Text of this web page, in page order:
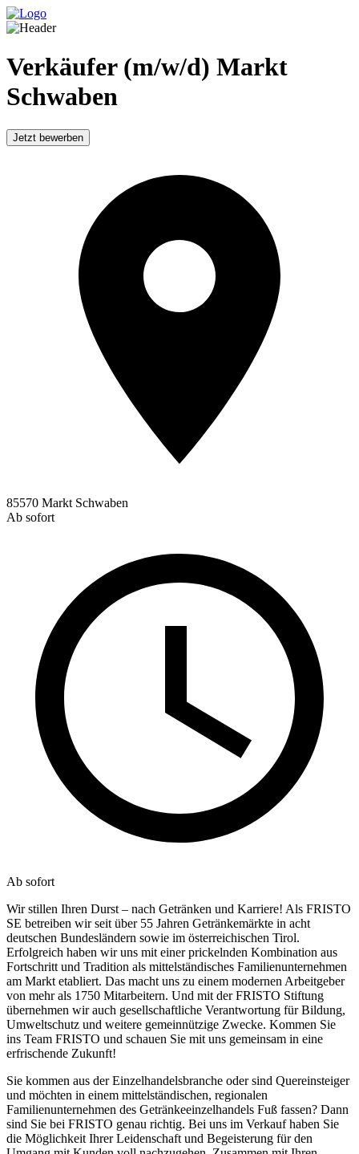
Verkäufer (m/w/d) Markt
Schwaben
Jetzt bewerben
85570 Markt Schwaben
Ab sofort
Ab sofort
Wir stillen Ihren Durst – nach Getränken und Karriere! Als FRISTO
SE betreiben wir seit über 55 Jahren Getränkemärkte in acht
deutschen Bundesländern sowie im österreichischen Tirol.
Erfolgreich haben wir uns mit einer prickelnden Kombination aus
Fortschritt und Tradition als mittelständisches Familienunternehmen
am Markt etabliert. Das macht uns zu einem modernen Arbeitgeber
von mehr als 1750 Mitarbeitern. Und mit der FRISTO Stiftung
übernehmen wir auch gesellschaftliche Verantwortung für Bildung,
Umweltschutz und weitere gemeinnützige Zwecke. Kommen Sie
ins Team FRISTO und schauen Sie mit uns gemeinsam in eine
erfrischende Zukunft!
Sie kommen aus der Einzelhandelsbranche oder sind Quereinsteiger
und möchten in einem mittelständischen, regionalen
Familienunternehmen des Getränkeeinzelhandels Fuß fassen? Dann
sind Sie bei FRISTO genau richtig. Bei uns im Verkauf haben Sie
die Möglichkeit Ihrer Leidenschaft und Begeisterung für den